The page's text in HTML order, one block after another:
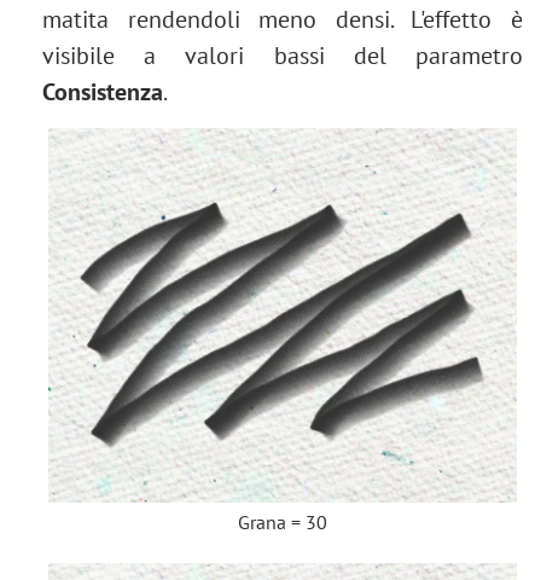
matita rendendoli meno densi. L'effetto è
visibile a valori bassi del parametro
Consistenza.
Grana = 30